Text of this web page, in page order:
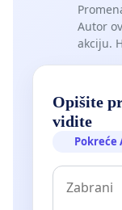
Autor
akciju.
Opišite
vidite
Pokreće